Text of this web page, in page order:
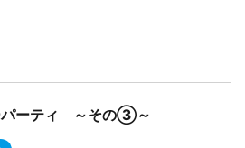
パーティ ～その③～